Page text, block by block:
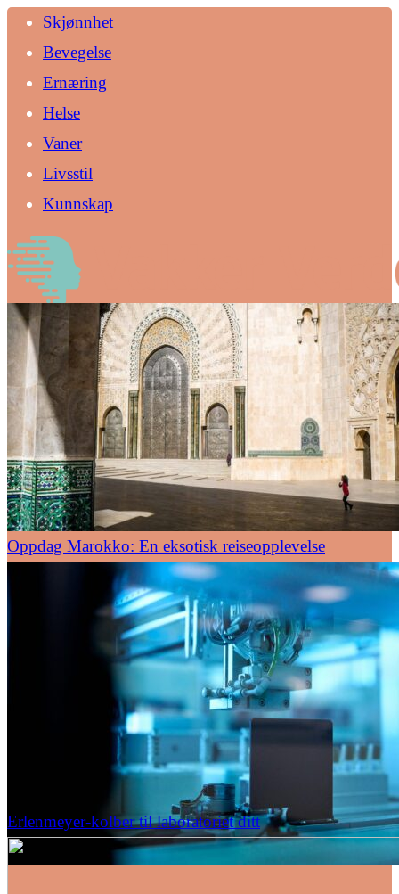
Skjønnhet
Bevegelse
Ernæring
Helse
Vaner
Livsstil
Kunnskap
Oppdag Marokko: En eksotisk reiseopplevelse
Erlenmeyer-kolber til laboratoriet ditt